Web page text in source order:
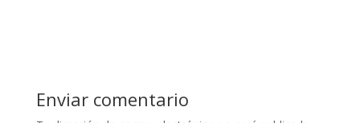
Enviar comentario